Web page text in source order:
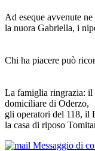
Ad eseque avvenute
la nuora Gabriella, i
Chi ha piacere può
La famiglia ringrazia: il
domiciliare di Oderzo,
gli operatori del 118, il
la casa di riposo
Messaggio di